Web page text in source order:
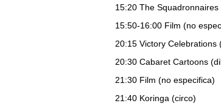
15:20 The Squadronnaires
15:50-16:00 Film (no
20:15 Victory
20:30 Cabaret Cartoons
21:30 Film (no especifica)
21:40 Koringa (circo)